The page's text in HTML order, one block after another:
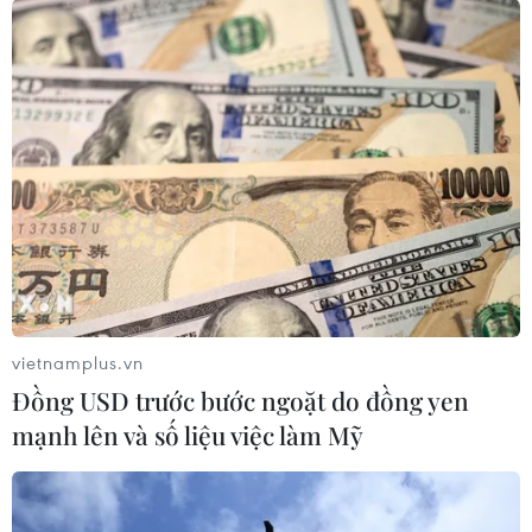
Lần đầu Nga nhập khẩu xăng từ châu
Phi do thiếu hụt nguồn cung trong
nước
02/08/2026 23:17
Ukraine tung đòn tập kích
hàng trăm UAV đánh thẳng vào loạt
tỉnh thành Nga
02/08/2026 15:54
Xem thêm
vietnamplus.vn
Đồng USD trước bước ngoặt do đồng yen
mạnh lên và số liệu việc làm Mỹ